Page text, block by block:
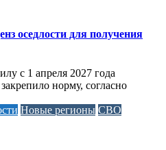
оседлости для получения
с 1 апреля 2027 года
норму, согласно
Новые регионы СВО